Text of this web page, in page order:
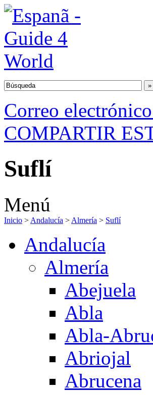
Correo
COMPARTIR
Suflí
Menú
Inicio > Andalucía > Almería > Suflí
Andalucía
Almería
Abejuela
Abla
Abla-
Abriojal
Abrucena